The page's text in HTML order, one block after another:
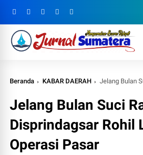
Beranda KABAR DAERAH Jelang Bulan Suci
Jelang Bulan Suci
Disprindagsar Rohil
Operasi Pasar